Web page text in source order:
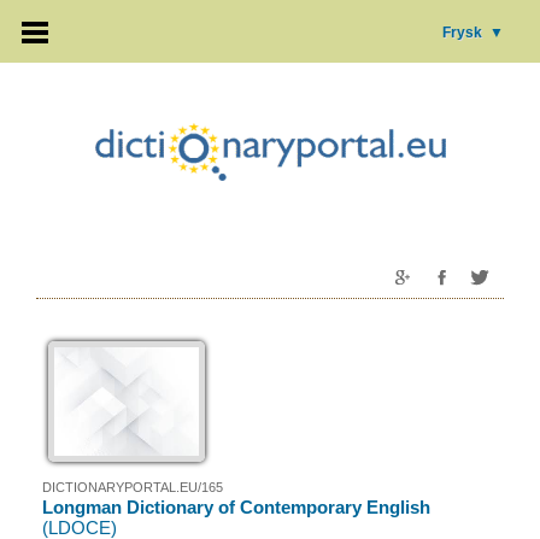
Frysk ▼
DICTIONARYPORTAL.EU/165
Longman Dictionary of Contemporary English
(LDOCE)